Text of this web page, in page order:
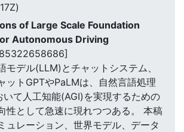
of Large Scale Foundation
Autonomous Driving
モデル(LLM)とチャットシステム、
ットGPTやPaLMは、自然言語処理
いて人工知能(AGI)を実現するための
性として急速に現れつつある。 本稿
ュレーション、世界モデル、データ